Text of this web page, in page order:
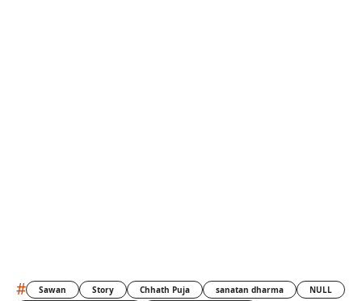
# Sawan Story Chhath Puja sanatan dharma
NULL